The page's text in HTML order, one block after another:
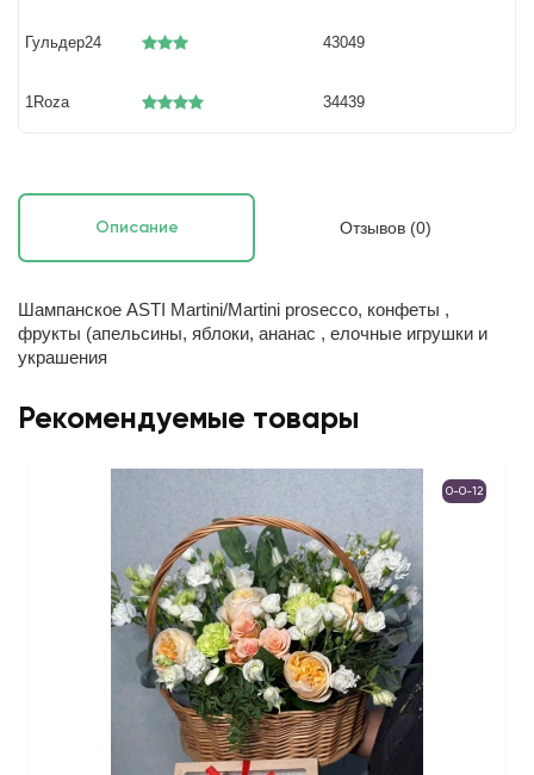
Гульдер24 43049
1Roza 34439
Описание Отзывов (0)
Шампанское ASTI Martini/Martini prosecco, конфеты ,
фрукты (апельсины, яблоки, ананас , елочные игрушки и
украшения
Рекомендуемые товары
0-0-12